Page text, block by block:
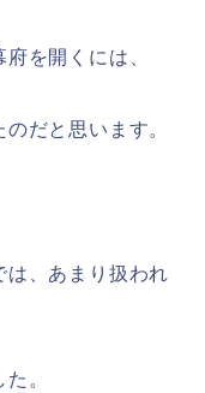
を開くには、
だと思います。
は、あまり扱われ
。